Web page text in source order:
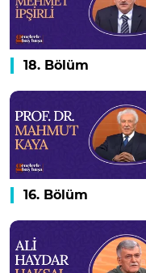
18. Bölüm
16. Bölüm